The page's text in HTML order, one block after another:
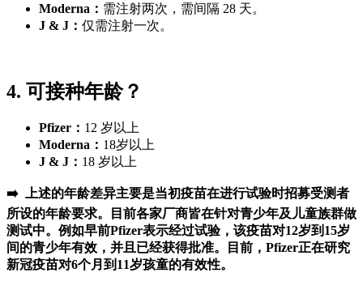
Moderna： 需注射两次，需间隔 28 天。
J & J： 仅需注射一次。
4. 可接种年龄？
Pfizer： 12 岁以上
Moderna： 18岁以上
J & J： 18 岁以上
➡️ 上述的年龄差异主要是当初疫苗在进行试验时招募受测者
所设的年龄要求。目前各家厂商皆在针对青少年及儿童族群做
测试中。例如早前Pfizer表示经过试验，该疫苗对12岁到15岁
间的青少年有效，并且已经获得批准。目前，Pfizer正在研究
新冠疫苗对6个月到11岁孩童的有效性。